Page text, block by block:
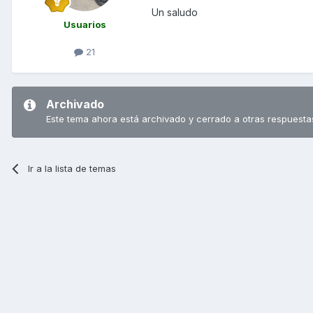
Usuarios
21
Un saludo
Archivado
Este tema ahora está archivado y cerrado a otras
Ir a la lista de temas